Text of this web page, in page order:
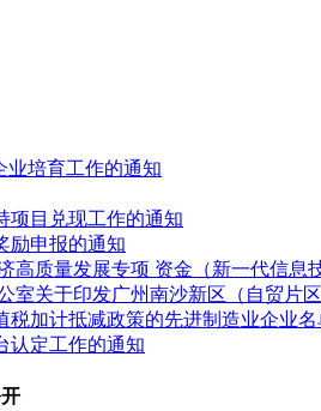
业培育工作的通知
项目兑现工作的通知
励申报的通知
高质量发展专项 资金（新一代信
室关于印发广州南沙新区（自贸片
税加计抵减政策的先进制造业企业
认定工作的通知